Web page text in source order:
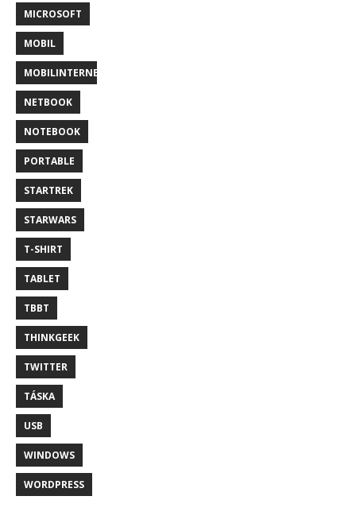
MICROSOFT
MOBIL
MOBILINTERNET
NETBOOK
NOTEBOOK
PORTABLE
STARTREK
STARWARS
T-SHIRT
TABLET
TBBT
THINKGEEK
TWITTER
TÁSKA
USB
WINDOWS
WORDPRESS